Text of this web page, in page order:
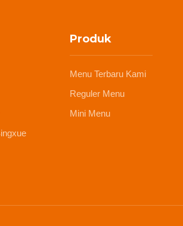
Produk
Menu Terbaru Kami
Reguler Menu
Mini Menu